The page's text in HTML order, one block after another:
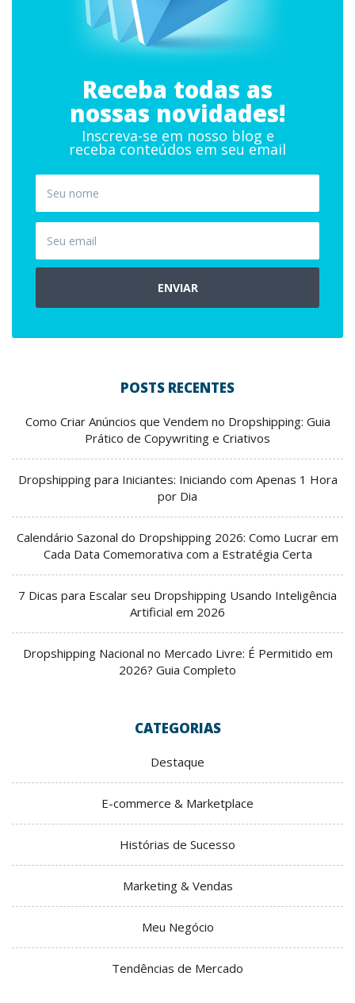
Receba todas as
nossas novidades!
Inscreva-se em nosso blog e
receba conteúdos em seu email
ENVIAR
POSTS RECENTES
Como Criar Anúncios que Vendem no Dropshipping: Guia
Prático de Copywriting e Criativos
Dropshipping para Iniciantes: Iniciando com Apenas 1 Hora
por Dia
Calendário Sazonal do Dropshipping 2026: Como Lucrar em
Cada Data Comemorativa com a Estratégia Certa
7 Dicas para Escalar seu Dropshipping Usando Inteligência
Artificial em 2026
Dropshipping Nacional no Mercado Livre: É Permitido em
2026? Guia Completo
CATEGORIAS
Destaque
E-commerce & Marketplace
Histórias de Sucesso
Marketing & Vendas
Meu Negócio
Tendências de Mercado